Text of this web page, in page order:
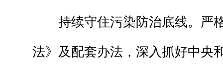
持续守住污染防治底线。严
法》及配套办法，深入抓好中央